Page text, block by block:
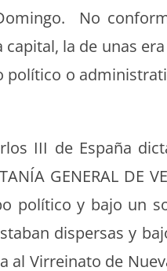
No
la de unas
políti­co o
III de España
GENERAL DE
políti­co y bajo un
dis­per­sas y
al Vir­reina­to de